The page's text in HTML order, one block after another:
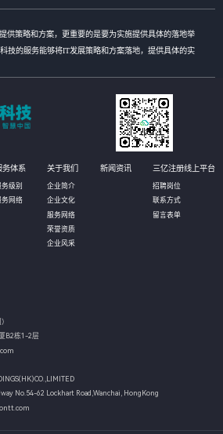
供策略和方案，更重要的是要为实施提供具体的落地举
技的服务能够将IT发展策略和方案落地，提供具体的实
务体系
务级别
务网络
关于我们
企业简介
企业文化
服务网络
荣誉资质
企业风采
新闻资讯 三亿注册线上平台
招聘岗位
联系方式
留言表单
B2栋1-2层
No.54-62 Lockhart Road, Wanchai, HongKong